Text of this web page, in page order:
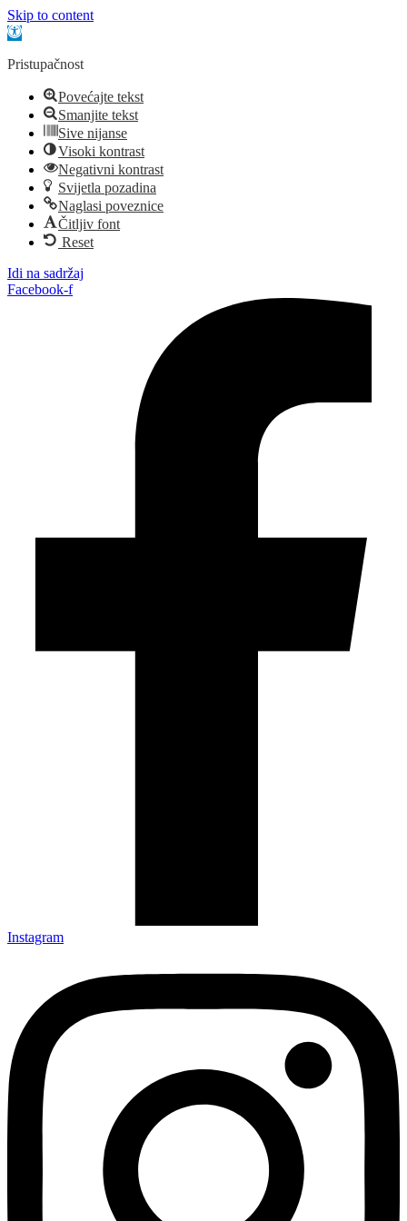
Skip to content
Open toolbar
Pristupačnost
Povećajte tekst
Smanjite tekst
Sive nijanse
Visoki kontrast
Negativni kontrast
Svijetla pozadina
Naglasi poveznice
Čitljiv font
Reset
Idi na sadržaj
Facebook-f
Instagram